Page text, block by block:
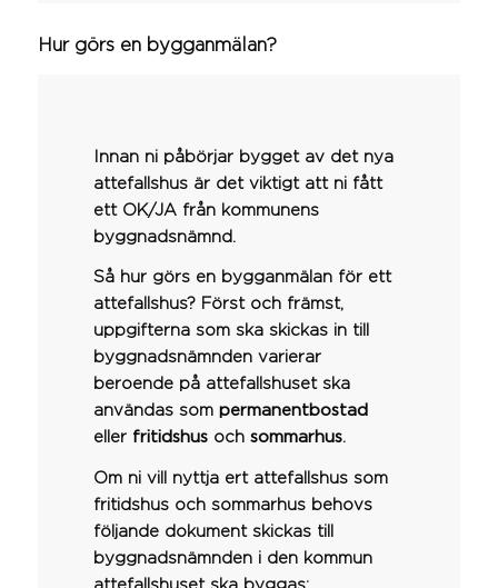
Hur görs en bygganmälan?
Innan ni påbörjar bygget av det nya
attefallshus är det viktigt att ni fått
ett OK/JA från kommunens
byggnadsnämnd.
Så hur görs en bygganmälan för ett
attefallshus? Först och främst,
uppgifterna som ska skickas in till
byggnadsnämnden varierar
beroende på attefallshuset ska
användas som permanentbostad
eller fritidshus och sommarhus.
Om ni vill nyttja ert attefallshus som
fritidshus och sommarhus behovs
följande dokument skickas till
byggnadsnämnden i den kommun